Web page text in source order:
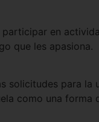
en
que les apasiona.
para
como una